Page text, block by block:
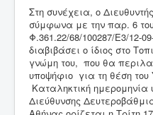
Στη συνέχεια, ο
σύμφωνα με την παρ. 6
Φ.361.22/68/100287/Ε3/12-
διαβιβάσει ο ίδιος στο
γνώμη του, που θα
υποψήφιο για τη θέση
Καταληκτική ημερομηνία
Διεύθυνσης